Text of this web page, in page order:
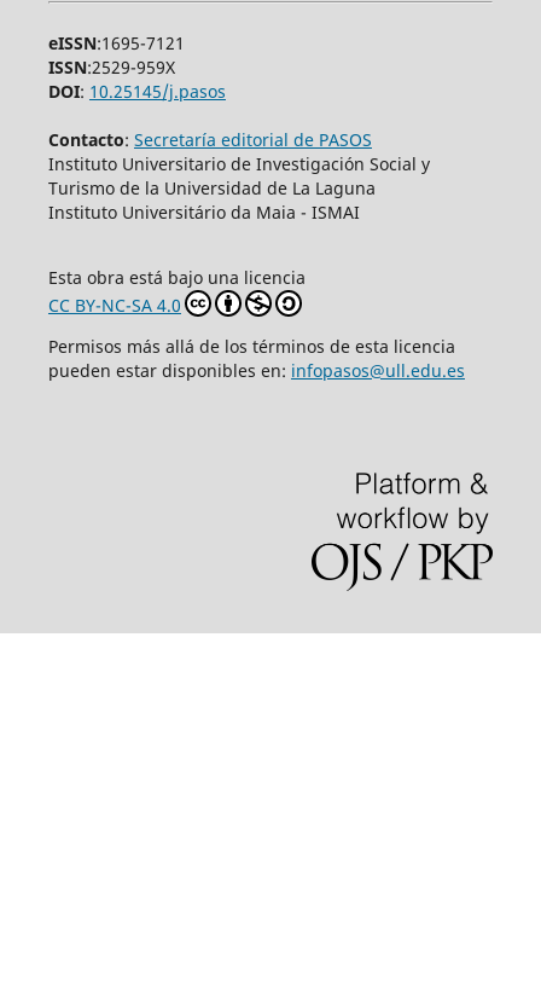
eISSN:1695-7121
ISSN:2529-959X
DOI: 10.25145/j.pasos
Contacto: Secretaría editorial de PASOS
Instituto Universitario de Investigación Social y
Turismo de la Universidad de La Laguna
Instituto Universitário da Maia - ISMAI
Esta obra está bajo una licencia
CC BY-NC-SA 4.0
Permisos más allá de los términos de esta licencia
pueden estar disponibles en: infopasos@ull.edu.es